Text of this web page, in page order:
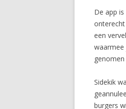
De app
een
Sidekik
burgers